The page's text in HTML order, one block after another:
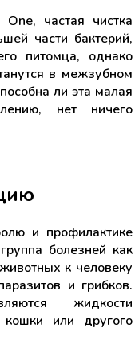
частая чистка
части бактерий,
питомца, однако
в межзубном
ли эта малая
нет ничего
и профилактике
болезней как
к человеку
и грибков.
жидкости
кошки или другого